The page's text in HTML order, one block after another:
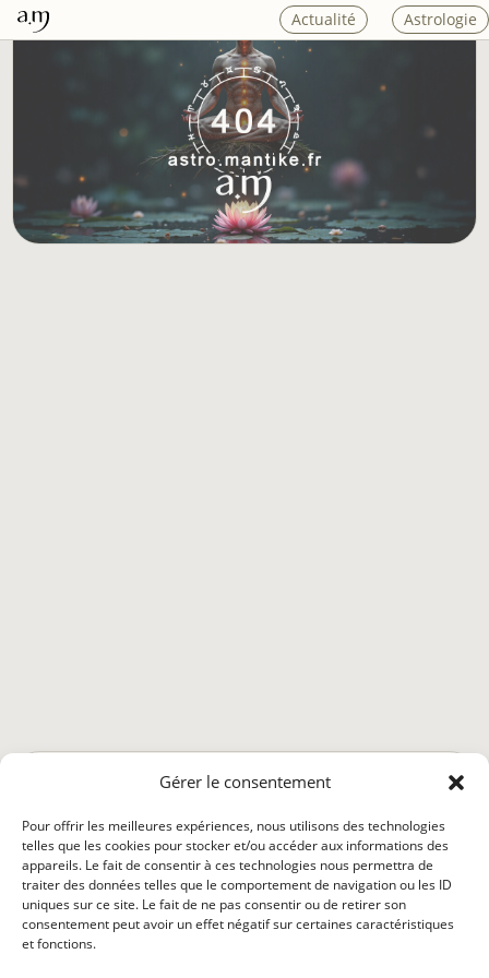
Gérer le consentement
Pour offrir les meilleures expériences, nous utilisons des technologies
telles que les cookies pour stocker et/ou accéder aux informations des
appareils. Le fait de consentir à ces technologies nous permettra de
traiter des données telles que le comportement de navigation ou les ID
uniques sur ce site. Le fait de ne pas consentir ou de retirer son
consentement peut avoir un effet négatif sur certaines caractéristiques
et fonctions.
Actualité Astrologie
astro.mantike.fr
Conditions générales
Politique de confidentialité
Politique de cookies (UE)
Mentions légales